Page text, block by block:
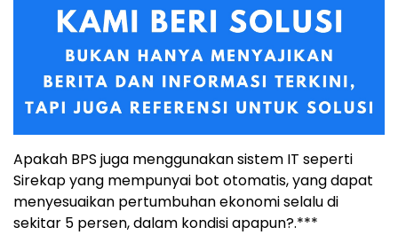
Apakah BPS juga menggunakan sistem IT seperti
Sirekap yang mempunyai bot otomatis, yang dapat
menyesuaikan pertumbuhan ekonomi selalu di
sekitar 5 persen, dalam kondisi apapun?.***